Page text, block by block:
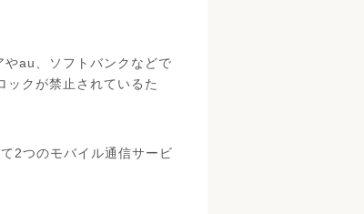
au、ソフトバンクなどで
クが禁止されているた
2つのモバイル通信サービ